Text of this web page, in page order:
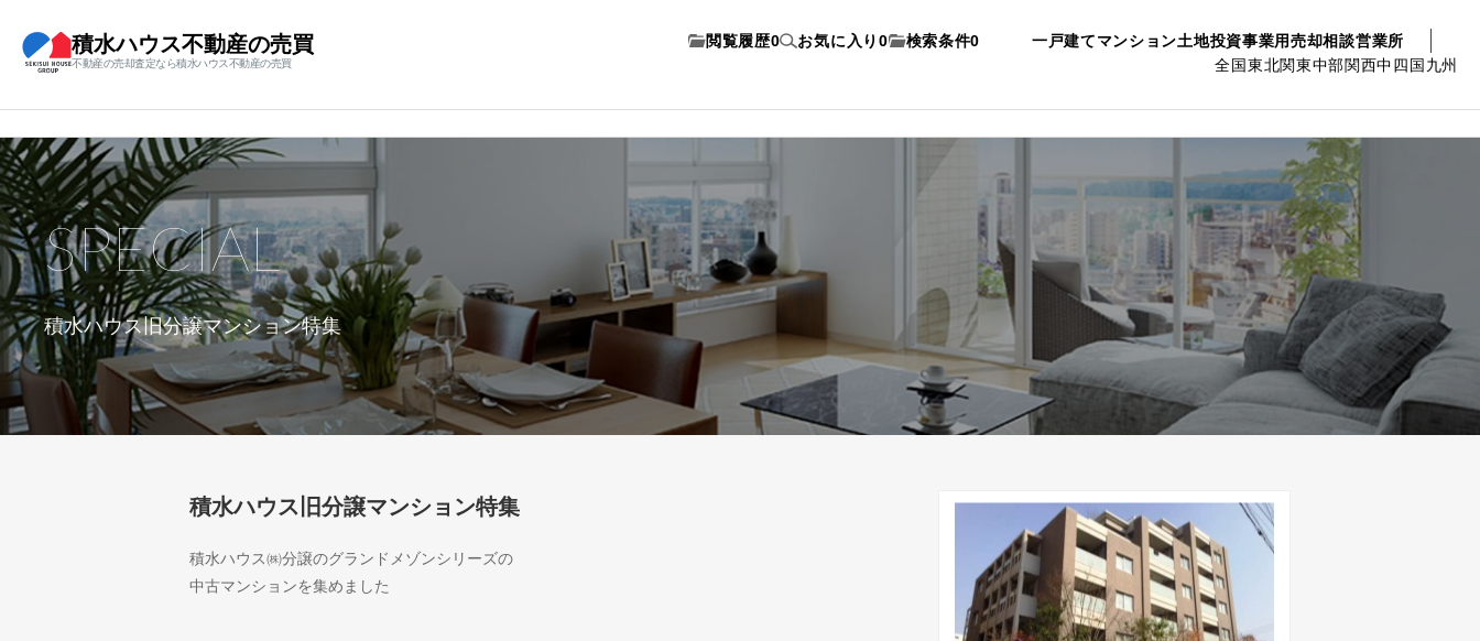
積水ハウス不動産の売買
不動産の売却査定なら積水ハウス不動産の売買
一戸建てマンション土地投資事業用売却相談営業所
全国東北関東中部関西中四国九州
閲覧履歴0 お気に入り 0 検索条件0
積水ハウス旧分譲マンション特集
SPECIAL
積水ハウス旧分譲マンション特集
積水ハウス㈱分譲のグランドメゾンシリーズの
中古マンションを集めました